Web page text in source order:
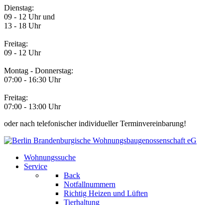
Dienstag:
09 - 12 Uhr und
13 - 18 Uhr
Freitag:
09 - 12 Uhr
Montag - Donnerstag:
07:00 - 16:30 Uhr
Freitag:
07:00 - 13:00 Uhr
oder nach telefonischer individueller Terminvereinbarung!
Wohnungssuche
Service
Back
Notfallnummern
Richtig Heizen und Lüften
Tierhaltung